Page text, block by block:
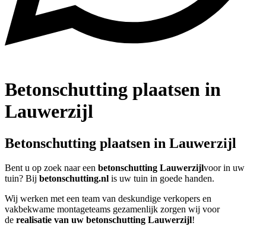
Betonschutting plaatsen in
Lauwerzijl
Betonschutting plaatsen in Lauwerzijl
Bent u op zoek naar een betonschutting Lauwerzijlvoor in uw
tuin? Bij betonschutting.nl is uw tuin in goede handen.
Wij werken met een team van deskundige verkopers en
vakbekwame montageteams gezamenlijk zorgen wij voor
de realisatie van uw betonschutting Lauwerzijl!